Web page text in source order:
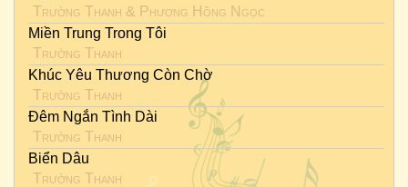
Trường Thanh & Phương Hồng Ngọc
Miền Trung Trong Tôi
Trường Thanh
Khúc Yêu Thương Còn Chờ
Trường Thanh
Đêm Ngắn Tình Dài
Trường Thanh
Biển Dâu
Trường Thanh